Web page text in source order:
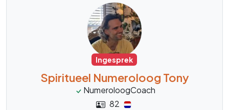
Ingesprek
Spiritueel Numeroloog Tony
NumeroloogCoach
82